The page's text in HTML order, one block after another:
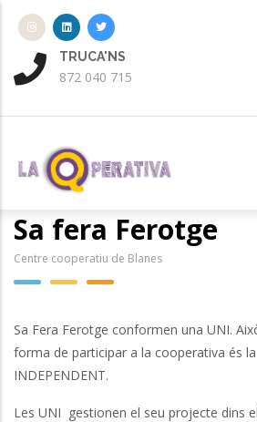
contingut
TRUCA'NS
872 040 715
Sa fera Ferotge
Centre cooperatiu de Blanes
Sa Fera Ferotge conformen una UNI.
forma de participar a la cooperativa és la
INDEPENDENT.
Les UNI gestionen el seu projecte dins